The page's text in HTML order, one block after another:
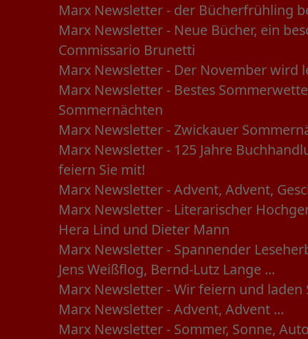
Marx Newsletter - der Bücherfrühling
Marx Newsletter - Neue Bücher, ein
Commissario Brunetti
Marx Newsletter - Der November wird
Marx Newsletter - Bestes
Sommernächten
Marx Newsletter - Zwickauer
Marx Newsletter - 125 Jahre
feiern Sie mit!
Marx Newsletter - Advent, Advent,
Marx Newsletter - Literarischer
Hera Lind und Dieter Mann
Marx Newsletter - Spannender
Jens Weißflog, Bernd-Lutz Lange ...
Marx Newsletter - Wir feiern und laden
Marx Newsletter - Advent, Advent ...
Marx Newsletter - Sommer, Sonne,